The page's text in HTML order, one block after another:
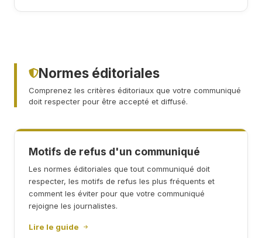
Normes éditoriales
Comprenez les critères éditoriaux que votre communiqué
doit respecter pour être accepté et diffusé.
Motifs de refus d'un communiqué
Les normes éditoriales que tout communiqué doit
respecter, les motifs de refus les plus fréquents et
comment les éviter pour que votre communiqué
rejoigne les journalistes.
Lire le guide